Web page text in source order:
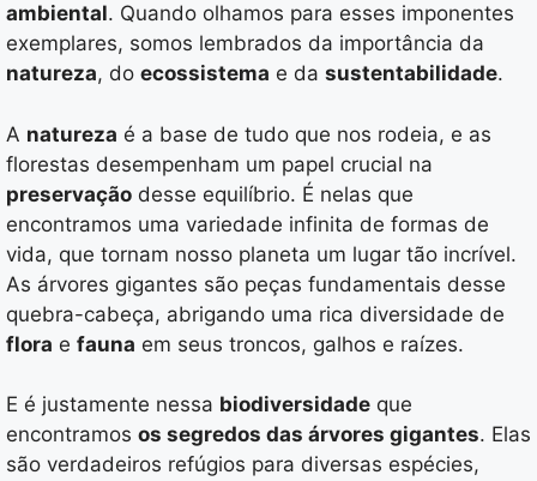
ambiental. Quando olhamos para esses imponentes
exemplares, somos lembrados da importância da
natureza, do ecossistema e da sustentabilidade.
A natureza é a base de tudo que nos rodeia, e as
florestas desempenham um papel crucial na
preservação desse equilíbrio. É nelas que
encontramos uma variedade infinita de formas de
vida, que tornam nosso planeta um lugar tão incrível.
As árvores gigantes são peças fundamentais desse
quebra-cabeça, abrigando uma rica diversidade de
flora e fauna em seus troncos, galhos e raízes.
E é justamente nessa biodiversidade que
encontramos os segredos das árvores gigantes. Elas
são verdadeiros refúgios para diversas espécies,